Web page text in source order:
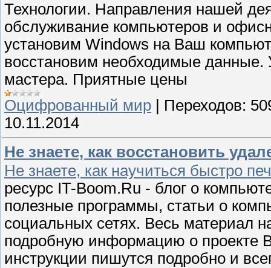
Технологии. Направления нашей
обслуживание компьютеров и
установим Windows на Ваш
восстановим необходимые
мастера. Приятные цены
Оцифрованный мир
Переходов:
10.11.2014
Не знаете, как восстановить
Не знаете, как научиться быстро
ресурс IT-Boom.Ru - блог о
полезные программы, статьи о
социальных сетях. Весь материал
подробную информацию о проекте
инструкции пишутся подробно и